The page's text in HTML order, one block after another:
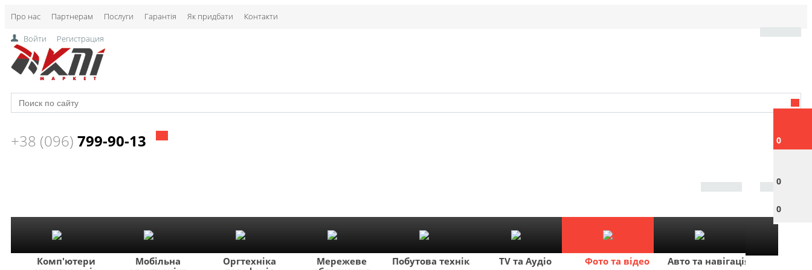
Про нас Партнерам Послуги Гарантія Як придбати Контакти
0
0
0
Войти Регистрация
+38 (096) 799-90-13
Комп'ютери
Мобільна
Оргтехніка
Мережеве
Побутова техніка TV та Аудіо Фото та відео Авто та навігація